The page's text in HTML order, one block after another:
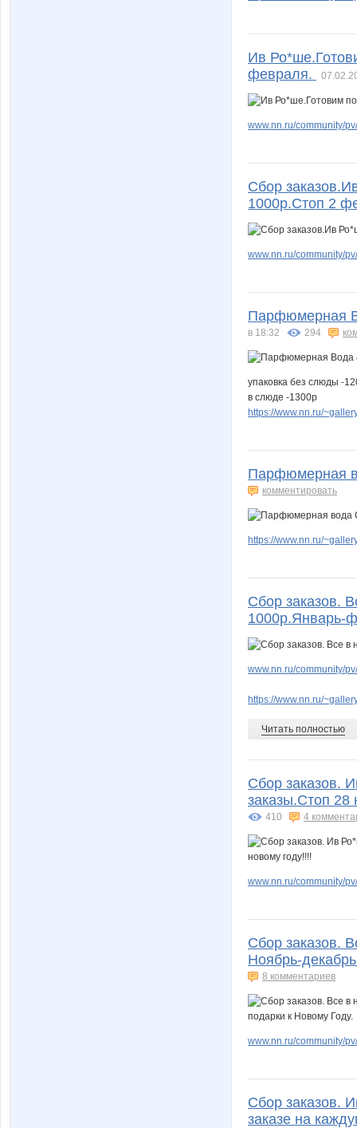
Ив
февраля.
www.nn.ru/community/
Сбор
1000р.Стоп 2
www.nn.ru/community/
Парфюмерная
в 18:32 294
упаковка без слюды -
в слюде -1300р
https://www.nn.ru/
Парфюмерная
комментировать
https://www.nn.ru/
Сбор заказов.
1000р.Январь-
www.nn.ru/community/
https://www.nn.ru/
Читать полностью
Сбор заказов.
заказы.Стоп 28
410 4
www.nn.ru/community/
Сбор заказов.
Ноябрь-
8 комментариев
www.nn.ru/community/
Сбор заказов.
заказе на